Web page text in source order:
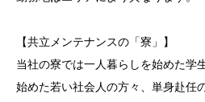
【共立メンテナンスの「寮」】
当社の寮では一人暮らしを始めた学
始めた若い社会人の方々、単身赴任